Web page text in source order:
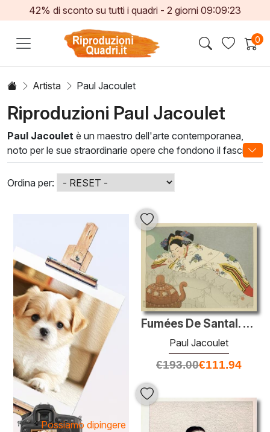
42% di sconto su tutti i quadri -2 giorni 09:09:21
0
Artista Paul Jacoulet
Riproduzioni Paul Jacoulet
Paul Jacoulet è un maestro dell'arte contemporanea,
noto per le sue straordinarie opere che fondono il fascino
della cultura orientale con tecniche artistiche occidentali.
Le sue incisioni e le sue opere a olio si caratterizzano per la
loro raffinatezza e per l'uso vibrante dei colori, che
catturano l'essenza delle scene esotiche e dei ritratti
Paul Jacoulet sono ideali per arricchire l'atmosfera di
qualsiasi spazio, donando un tocco di eleganza e
originalità. Ogni dipinto racconta una storia unica,
trasformando ogni ambiente in una galleria d'arte
evocativa. Scopri come un'opera di Jacoulet può elevare il
tuo spazio abitativo o lavorativo, creando un'armonia
visiva che incanta e ispira.
Ordina per:
Possiamo dipingere
Fumées De Santal. Mandchoukuo
Paul Jacoulet
€193.00€111.94